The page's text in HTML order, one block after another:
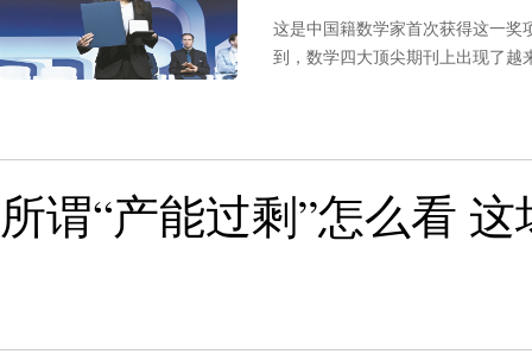
这是中国籍数学家首次获得这一
到，数学四大顶尖期刊上出现了
所谓“产能过剩”怎么看